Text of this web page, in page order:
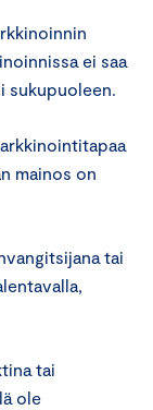
ei saa
sukupuoleen.
mainos on
tai
tai
ole